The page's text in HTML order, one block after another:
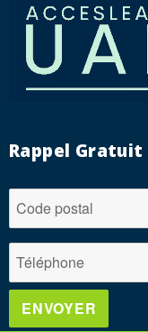
Rappel Gratuit